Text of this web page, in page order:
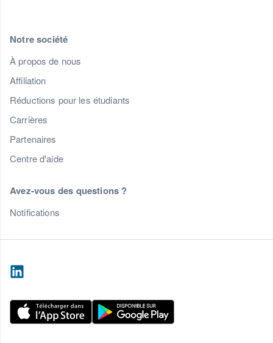
Notre société
À propos de nous
Affiliation
Réductions pour les étudiants
Carrières
Partenaires
Centre d'aide
Avez-vous des questions ?
Notifications